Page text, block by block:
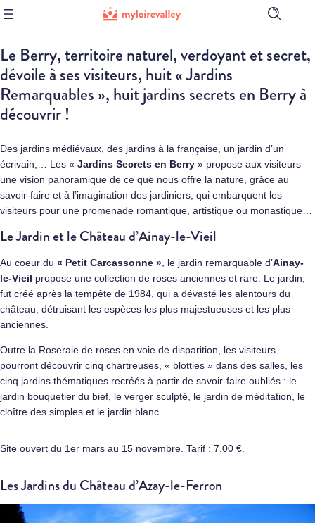
Ouvrir
de
Le Berry, territoire naturel, verdoyant et secret,
dévoile à ses visiteurs, huit « Jardins
Remarquables », huit jardins secrets en Berry à
découvrir !
Des jardins médiévaux, des jardins à la française, un jardin d’un
écrivain,… Les « Jardins Secrets en Berry » propose aux visiteurs
une vision panoramique de ce que nous offre la nature, grâce au
savoir-faire et à l’imagination des jardiniers, qui embarquent les
visiteurs pour une promenade romantique, artistique ou monastique…
Le Jardin et le Château d’Ainay-le-Vieil
Au coeur du « Petit Carcassonne » , le jardin remarquable d’Ainay-
le-Vieil propose une collection de roses anciennes et rare. Le jardin,
fut créé après la tempête de 1984, qui a dévasté les alentours du
château, détruisant les espèces les plus majestueuses et les plus
anciennes.
Outre la Roseraie de roses en voie de disparition, les visiteurs
pourront découvrir cinq chartreuses, « blotties » dans des salles, les
cinq jardins thématiques recréés à partir de savoir-faire oubliés : le
jardin bouquetier du bief, le verger sculpté, le jardin de méditation, le
cloître des simples et le jardin blanc.
Site ouvert du 1er mars au 15 novembre. Tarif : 7.00 €.
Les Jardins du Château d’Azay-le-Ferron